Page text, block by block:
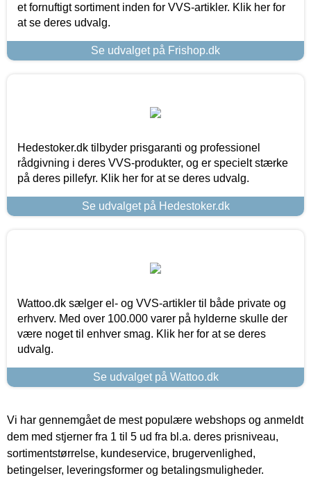
et fornuftigt sortiment inden for VVS-artikler. Klik her for
at se deres udvalg.
Se udvalget på Frishop.dk
Hedestoker.dk tilbyder prisgaranti og professionel
rådgivning i deres VVS-produkter, og er specielt stærke
på deres pillefyr. Klik her for at se deres udvalg.
Se udvalget på Hedestoker.dk
Wattoo.dk sælger el- og VVS-artikler til både private og
erhverv. Med over 100.000 varer på hylderne skulle der
være noget til enhver smag. Klik her for at se deres
udvalg.
Se udvalget på Wattoo.dk
Vi har gennemgået de mest populære webshops og anmeldt
dem med stjerner fra 1 til 5 ud fra bl.a. deres prisniveau,
sortimentstørrelse, kundeservice, brugervenlighed,
betingelser, leveringsformer og betalingsmuligheder.